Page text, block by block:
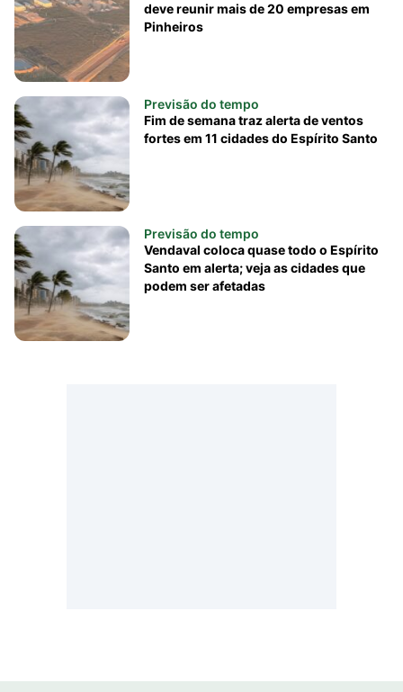
deve reunir mais de 20 empresas em
Pinheiros
Previsão do tempo
Fim de semana traz alerta de ventos
fortes em 11 cidades do Espírito Santo
Previsão do tempo
Vendaval coloca quase todo o Espírito
Santo em alerta; veja as cidades que
podem ser afetadas